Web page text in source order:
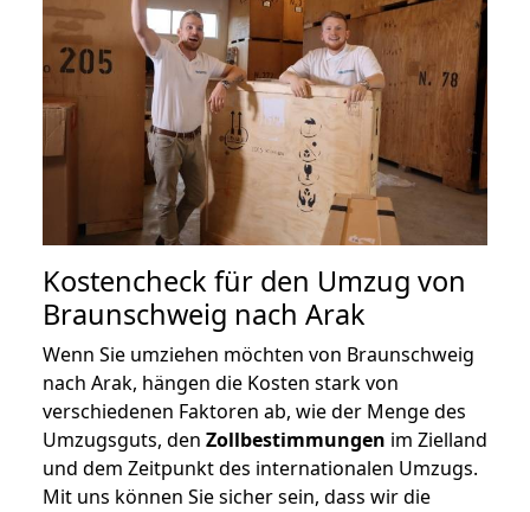
Kostencheck für den Umzug von
Braunschweig nach Arak
Wenn Sie umziehen möchten von Braunschweig
nach Arak, hängen die Kosten stark von
verschiedenen Faktoren ab, wie der Menge des
Umzugsguts, den Zollbestimmungen im Zielland
und dem Zeitpunkt des internationalen Umzugs.
Mit uns können Sie sicher sein, dass wir die